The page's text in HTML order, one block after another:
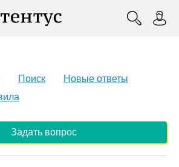
Поиск
Новые ответы
Задать вопрос